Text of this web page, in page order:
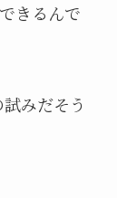
きるんで
みだそう